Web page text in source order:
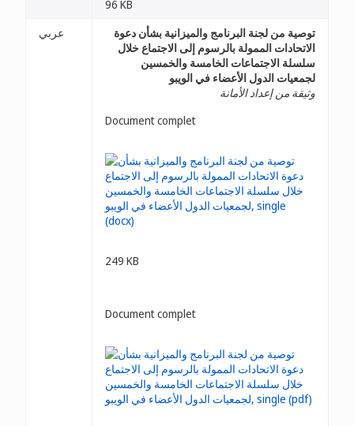
96 KB
عربي
توصية من لجنة البرنامج والميزانية بشأن دعوة
الاتحادات الممولة بالرسوم إلى الاجتماع خلال
سلسلة الاجتماعات الخامسة والخمسين
لجمعيات الدول الأعضاء في الويبو
وثيقة من إعداد الأمانة
Document complet
249 KB
Document complet